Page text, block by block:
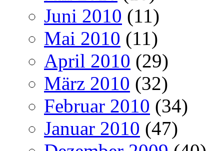
Juni 2010 (11)
Mai 2010 (11)
April 2010 (29)
März 2010 (32)
Februar 2010 (34)
Januar 2010 (47)